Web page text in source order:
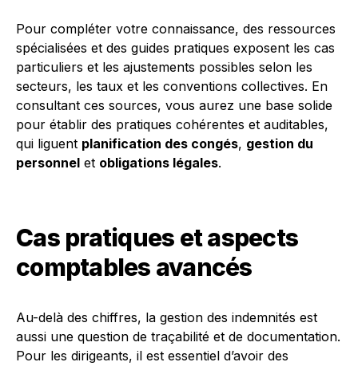
Pour compléter votre connaissance, des ressources
spécialisées et des guides pratiques exposent les cas
particuliers et les ajustements possibles selon les
secteurs, les taux et les conventions collectives. En
consultant ces sources, vous aurez une base solide
pour établir des pratiques cohérentes et auditables,
qui liguent planification des congés, gestion du
personnel et obligations légales.
Cas pratiques et aspects
comptables avancés
Au-delà des chiffres, la gestion des indemnités est
aussi une question de traçabilité et de documentation.
Pour les dirigeants, il est essentiel d’avoir des